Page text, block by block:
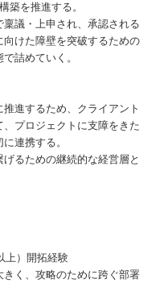
築を推進する。
稟議・上申され、承認される
けた障壁を突破するための
詰めていく。
進するため、クライアント
プロジェクトに支障をきた
連携する。
るための継続的な経営層と
上）開拓経験
く、攻略のために跨ぐ部署